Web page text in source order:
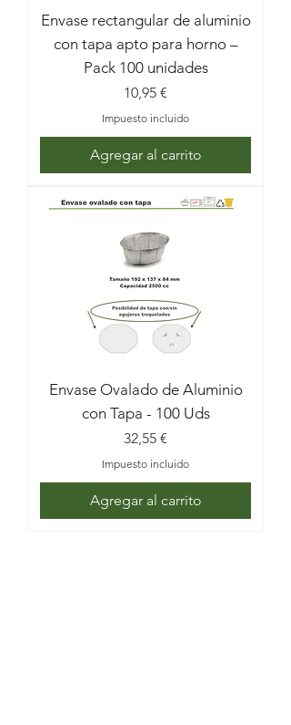
Envase rectangular de aluminio
con tapa apto para horno –
Pack 100 unidades
Precio
10,95 €
Impuesto incluido
Agregar al carrito
Envase Ovalado de Aluminio
con Tapa - 100 Uds
Precio
32,55 €
Impuesto incluido
Agregar al carrito